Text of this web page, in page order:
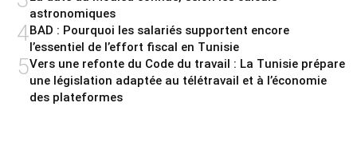
astronomiques
4BAD : Pourquoi les salariés supportent encore
l’essentiel de l’effort fiscal en Tunisie
5Vers une refonte du Code du travail : La Tunisie prépare
une législation adaptée au télétravail et à l’économie
des plateformes